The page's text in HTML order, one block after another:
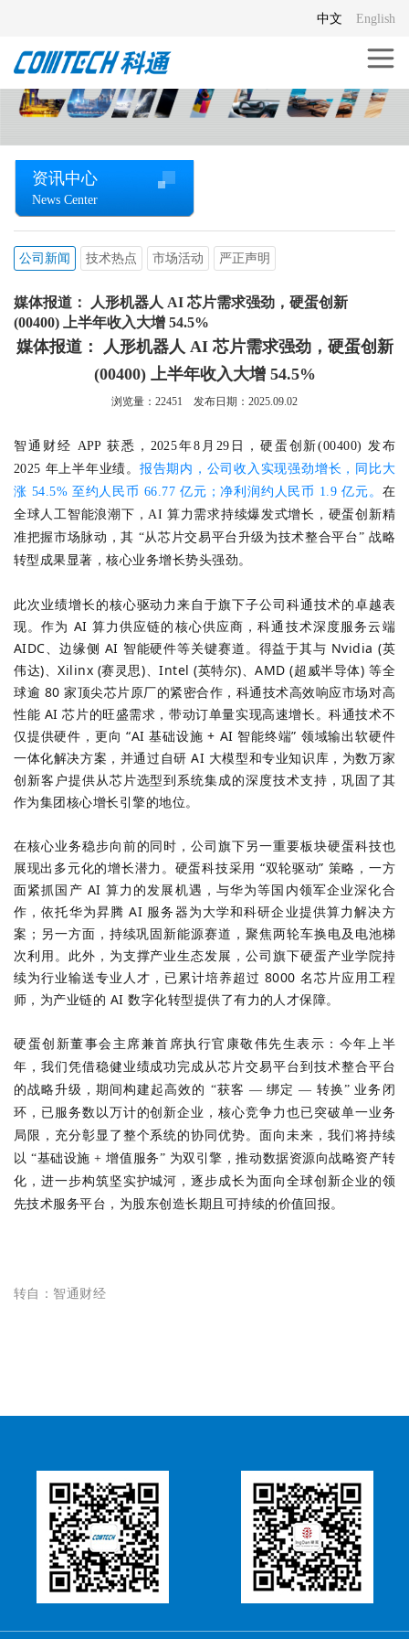
English
中文
资讯中心
News Center
公司新闻 技术热点 市场活动 严正声明
媒体报道： 人形机器人 AI 芯片需求强劲，硬蛋创新
(00400) 上半年收入大增 54.5%
媒体报道： 人形机器人 AI 芯片需求强劲，硬蛋创新
(00400) 上半年收入大增 54.5%
浏览量： 22451 发布日期：2025.09.02
智通财经 APP 获悉，2025年8月29日， 硬蛋创新(00400) 发布
2025 年上半年业绩。 报告期内，公司收入实现强劲增长，同比大
涨 54.5% 至约人民币 66.77 亿元；净利润约人民币 1.9 亿元。 在
全球人工智能浪潮下，AI 算力需求持续爆发式增长，硬蛋创新精
准把握市场脉动，其 “从芯片交易平台升级为技术整合平台” 战略
转型成果显著，核心业务增长势头强劲。
此次业绩增长的核心驱动力来自于旗下子公司科通技术的卓越表
现。作为 AI 算力供应链的核心供应商，科通技术深度服务云端
AIDC、边缘侧 AI 智能硬件等关键赛道。得益于其与 Nvidia (英
伟达)、Xilinx (赛灵思)、Intel (英特尔)、AMD (超威半导体) 等全
球逾 80 家顶尖芯片原厂的紧密合作，科通技术高效响应市场对高
性能 AI 芯片的旺盛需求，带动订单量实现高速增长。科通技术不
仅提供硬件，更向 “AI 基础设施 + AI 智能终端” 领域输出软硬件
一体化解决方案，并通过自研 AI 大模型和专业知识库，为数万家
创新客户提供从芯片选型到系统集成的深度技术支持，巩固了其
作为集团核心增长引擎的地位。
在核心业务稳步向前的同时，公司旗下另一重要板块硬蛋科技也
展现出多元化的增长潜力。硬蛋科技采用 “双轮驱动” 策略，一方
面紧抓国产 AI 算力的发展机遇，与华为等国内领军企业深化合
作，依托华为昇腾 AI 服务器为大学和科研企业提供算力解决方
案；另一方面，持续巩固新能源赛道，聚焦两轮车换电及电池梯
次利用。此外，为支撑产业生态发展，公司旗下硬蛋产业学院持
续为行业输送专业人才，已累计培养超过 8000 名芯片应用工程
师，为产业链的 AI 数字化转型提供了有力的人才保障。
硬蛋创新董事会主席兼首席执行官康敬伟先生表示：今年上半
年，我们凭借稳健业绩成功完成从芯片交易平台到技术整合平台
的战略升级，期间构建起高效的 “获客 — 绑定 — 转换” 业务闭
环，已服务数以万计的创新企业，核心竞争力也已突破单一业务
局限，充分彰显了整个系统的协同优势。面向未来，我们将持续
以 “基础设施 + 增值服务” 为双引擎，推动数据资源向战略资产转
化，进一步构筑坚实护城河，逐步成长为面向全球创新企业的领
先技术服务平台，为股东创造长期且可持续的价值回报。
转自：智通财经